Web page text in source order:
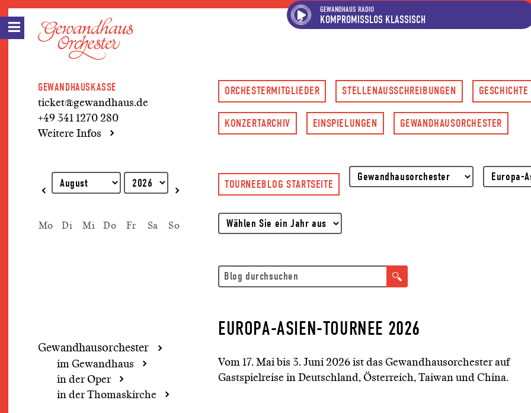
Hauptregion der Seite
Spielplan-Kalender
Genre-Navigation
GEWANDHAUS RADIO
KOMPROMISSLOS KLASSISCH
GEWANDHAUSKASSE
ticket@gewandhaus.de
+49 341 1270 280
Weitere Infos
Erklärung zur Tastaturbedienung
Mo Di Mi Do Fr Sa So
Gewandhaus­orchester
im Gewandhaus
in der Oper
in der Thomaskirche
ORCHESTERMITGLIEDER STELLENAUSSCHREIBUNGEN GESCHICHTE
KONZERTARCHIV EINSPIELUNGEN GEWANDHAUS­ORCHESTER
TOURNEEBLOG STARTSEITE
EUROPA-ASIEN-TOURNEE 2026
Vom 17. Mai bis 3. Juni 2026 ist das Gewandhausorchester auf
Gastspielreise in Deutschland, Österreich, Taiwan und China.